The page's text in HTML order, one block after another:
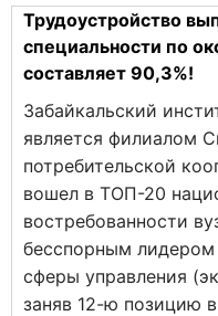
Трудоустройство
специальности по
составляет 90,3%!
Забайкальский
является филиалом
потребительской
вошел в ТОП-20
востребованности
бесспорным
сферы управления
заняв 12-ю позицию